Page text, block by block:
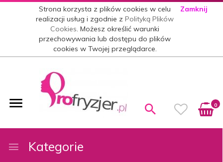
Strona korzysta z plików cookies w celu
realizacji usług i zgodnie zPolityką Plików
Cookies. Możesz określić warunki
przechowywania lub dostępu do plików
cookies w Twojej przeglądarce.
Zamknij
0
Kategorie